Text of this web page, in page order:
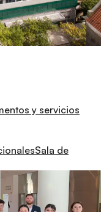
y servicios
Sala de